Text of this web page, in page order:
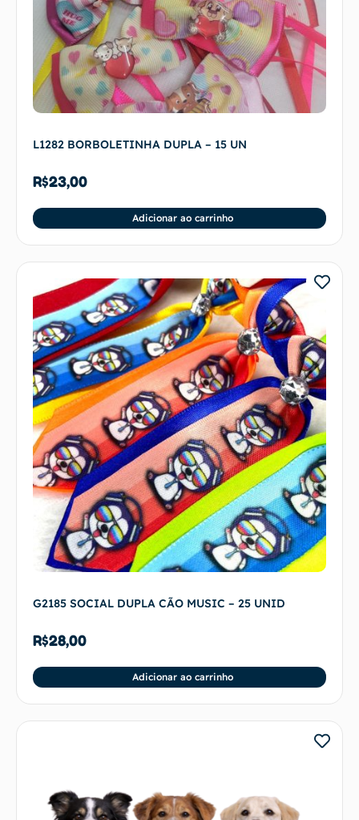
L1282 BORBOLETINHA DUPLA – 15 UN
R$23,00
Adicionar ao carrinho
G2185 SOCIAL DUPLA CÃO MUSIC – 25 UNID
R$28,00
Adicionar ao carrinho